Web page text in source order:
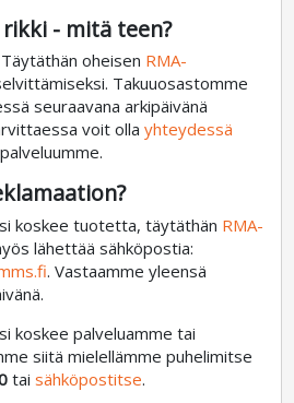
- mitä teen?
oheisen RMA-
Takuuosastomme
seuraavana arkipäivänä
voit ollayhteydessä
koskee tuotetta, täytäthän RMA-
lähettää sähköpostia:
. Vastaamme yleensä
koskee palveluamme tai
siitä mielellämme puhelimitse
taisähköpostitse.